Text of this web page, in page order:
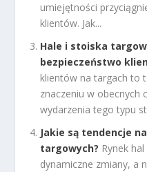
umiejętności
klientów. Jak...
Hale i stoiska
bezpieczeństwo
klientów na targach to
znaczeniu w obecnych
wydarzenia tego typu
Jakie są tendencje
targowych? Rynek
dynamiczne zmiany, a